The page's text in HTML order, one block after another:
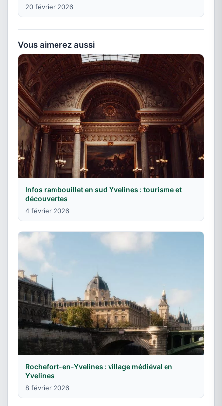
20 février 2026
Vous aimerez aussi
Infos rambouillet en sud Yvelines : tourisme et
découvertes
4 février 2026
Rochefort-en-Yvelines : village médiéval en
Yvelines
8 février 2026